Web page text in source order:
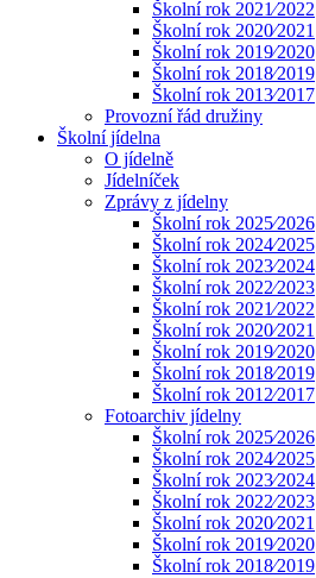
Školní rok 2021⁄2022
Školní rok 2020⁄2021
Školní rok 2019⁄2020
Školní rok 2018⁄2019
Školní rok 2013⁄2017
Provozní řád družiny
Školní jídelna
O jídelně
Jídelníček
Zprávy z jídelny
Školní rok 2025⁄2026
Školní rok 2024⁄2025
Školní rok 2023⁄2024
Školní rok 2022⁄2023
Školní rok 2021⁄2022
Školní rok 2020⁄2021
Školní rok 2019⁄2020
Školní rok 2018⁄2019
Školní rok 2012⁄2017
Fotoarchiv jídelny
Školní rok 2025⁄2026
Školní rok 2024⁄2025
Školní rok 2023⁄2024
Školní rok 2022⁄2023
Školní rok 2020⁄2021
Školní rok 2019⁄2020
Školní rok 2018⁄2019